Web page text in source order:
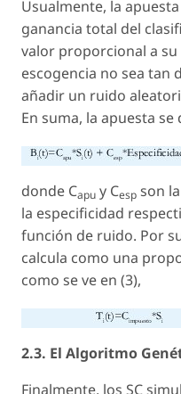
Usualmente, la
ganancia total del
valor proporcional a su
escogencia no sea tan
añadir un ruido
En suma, la apuesta
donde Capu y Cesp son
la especificidad
función de ruido. Por
calcula como una
como se ve en (3),
2.3. El Algoritmo
Finalmente, los SC